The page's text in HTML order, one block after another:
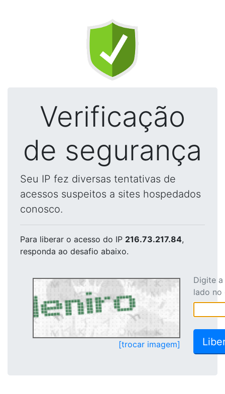
Verificação
de segurança
Seu IP fez diversas tentativas de
acessos suspeitos a sites hospedados
conosco.
Para liberar o acesso do IP 216.73.217.84,
responda ao desafio abaixo.
[trocar imagem]
Digite
lado no